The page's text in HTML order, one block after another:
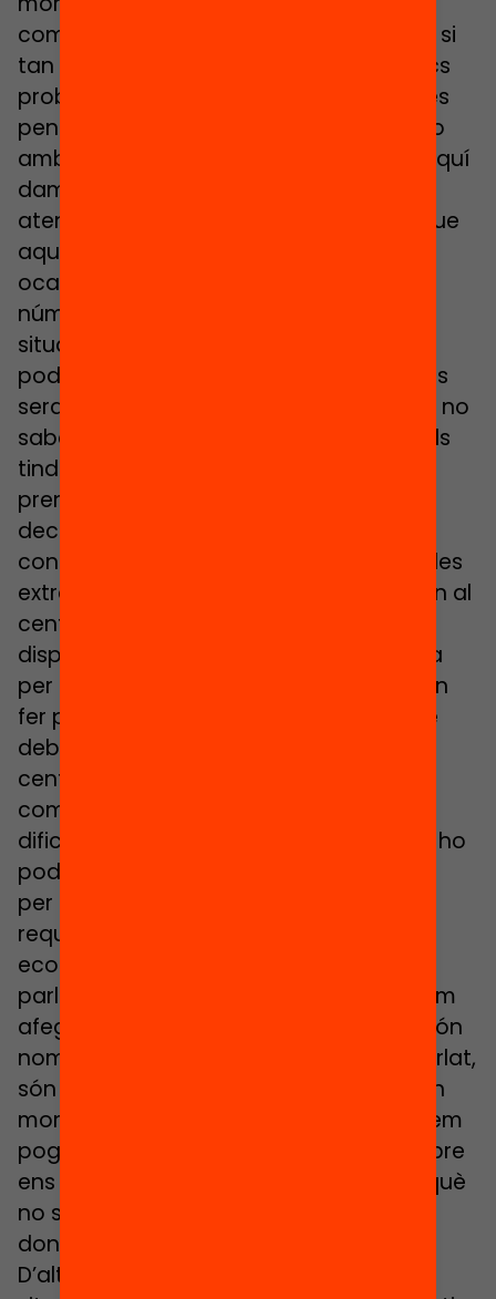
companyes. Després en parlarem, però si
tan fàcil fos trobar un mecanisme doncs
probablement hi ha gent que ja l’hagués
pensat. Amb la reflexió que jo em quedo
amb aquesta xifra que ara has deixat aquí
damunt de la taula és que, no és tant
atendre les necessitats que tenim, és que
aquests recursos arribin quan toca. En
ocasions ens trobem que parlem de
números, parlem de xifres, però són
situacions puntuals, de manera que no
podem fer previsió a llarg plaç de quines
seran les actuacions que farem perquè no
sabem si tindrem aquests diners o no els
tindrem o en tot cas ens avesem a
prendre decisions, com podria ser una
decisió molt senzilla que és decidir si
continuarem, si donarem continuïtat a les
extraescolars o a les colònies que es fan al
centre quan no sabem si realment
disposarem d’una quantitat econòmica
per tirar endavant. Per tant, no es poden
fer previsions a llarg termini. Això també
debilita molt els projectes educatius de
centre perquè són projectes, com ara
comentàveu aquí, que tenen certa
dificultat afegida, evidentment. Això no ho
podem negar, que hi ha un sobreesforç
per treballar en aquests centres i que
requereix també donar estabilitat, tant
econòmica com professional. Ara
parlàvem d’aquestes figures que podíem
afegir als equips educatius perquè no són
només docents sinó, també ho hem parlat,
són totes aquestes figures que en algun
moment o altre, gràcies als recursos, hem
pogut incorporar als centres i que sempre
ens movem en termes de fragilitat perquè
no sabem quina continuïtat podrem
donar.
D’altra banda també hem d’atendre